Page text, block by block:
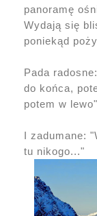
panoramę
Wydają się
poniekąd
Pada
do końca,
potem w
I zadumane:
tu nikogo..."